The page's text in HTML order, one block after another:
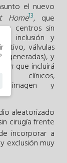
el nuevo
Home13, que
centros sin
inclusión y
válvulas
y
que incluirá
clínicos,
imagen y
aleatorizado
cirugía frente
incorporar a
exclusión muy